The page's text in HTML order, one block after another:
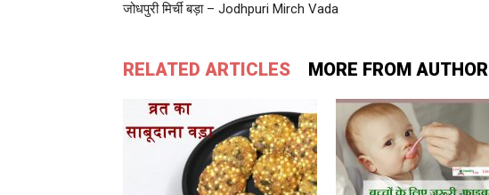
जोधपुरी मिर्ची बड़ा – Jodhpuri Mirch Vada
RELATED ARTICLES MORE FROM AUTHOR